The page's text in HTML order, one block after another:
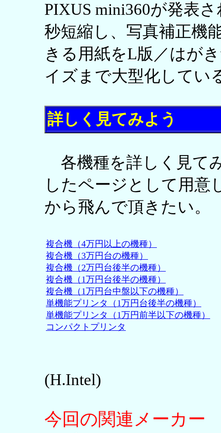
PIXUS mini360が発表
秒短縮し、写真補正機
きる用紙をL版／はが
イズまで大型化してい
詳しく見てみよう
各機種を詳しく見て
したページとして用意
から飛んで頂きたい。
複合機（4万円以上の機種）
複合機（3万円台の機種）
複合機（2万円台後半の機種）
複合機（1万円台後半の機種）
複合機（1万円台中盤以下の機種）
単機能プリンタ（1万円台後半の機種）
単機能プリンタ（1万円前半以下の機種）
コンパクトプリンタ
(H.Intel)
今回の関連メーカー